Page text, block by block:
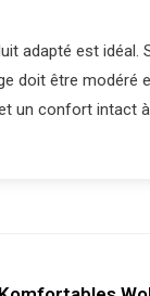
adapté est idéal.
doit être modéré
un confort intact